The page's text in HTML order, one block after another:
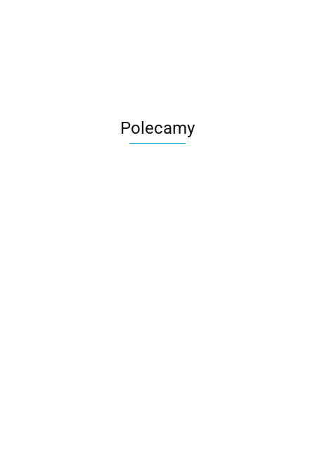
Polecamy